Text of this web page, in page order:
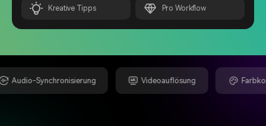
Kreative Tipps Pro Workflow
Audio-Synchronisierung Videoauflösung